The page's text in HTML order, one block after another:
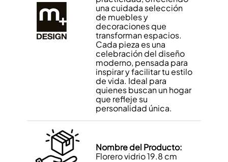
una cuidada selección
de muebles y
decoraciones que
transforman espacios.
Cada pieza es una
celebración del diseño
moderno, pensada para
inspirar y facilitar tu estilo
de vida. Ideal para
quienes buscan un hogar
que refleje su
personalidad única.
Nombre del Producto:
Florero vidrio 19.8 cm